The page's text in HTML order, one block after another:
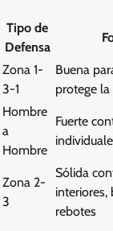
Tipo de
Defensa
Zona 1-
3-1
Buena
protege la
Hombre
a
Hombre
Fuerte
Zona 2-
3
Sólida
interiores,
rebotes